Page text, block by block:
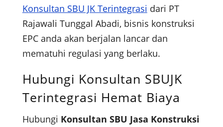
Konsultan SBU JK Terintegrasi dari PT
Rajawali Tunggal Abadi, bisnis konstruksi
EPC anda akan berjalan lancar dan
mematuhi regulasi yang berlaku.
Hubungi Konsultan SBUJK
Terintegrasi Hemat Biaya
Hubungi Konsultan SBU Jasa Konstruksi